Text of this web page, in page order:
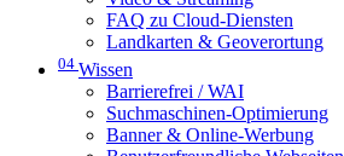
FAQ zu Cloud-Diensten
Landkarten & Geoverortung
04 Wissen
Barrierefrei / WAI
Suchmaschinen-Optimierung
Banner & Online-Werbung